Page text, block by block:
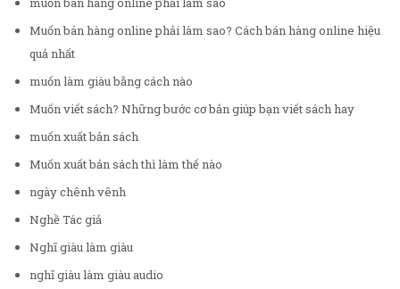
Muốn bán hàng online phải làm sao? Cách bán hàng online hiệu
quả nhất
muốn làm giàu bằng cách nào
Muốn viết sách? Những bước cơ bản giúp bạn viết sách hay
muốn xuất bản sách
Muốn xuất bản sách thì làm thế nào
ngày chênh vênh
Nghề Tác giả
Nghĩ giàu làm giàu
nghĩ giàu làm giàu audio